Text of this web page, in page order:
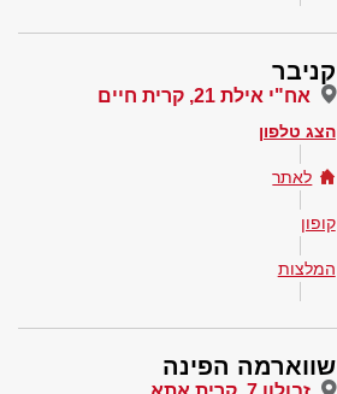
קניבר
אח"י אילת 21, קרית חיים
הצג טלפון
לאתר
קופון
המלצות
שווארמה הפינה